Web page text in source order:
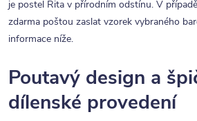
je postel Rita v přírodním odstínu. V
zdarma poštou zaslat vzorek vybraného
informace níže.
Poutavý design a
dílenské provedení